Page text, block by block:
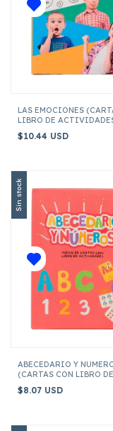
LAS EMOCIONES
LIBRO DE
$10.44 USD
Sin stock
ABECEDARIO Y
(CARTAS CON LIBRO DE
$8.07 USD